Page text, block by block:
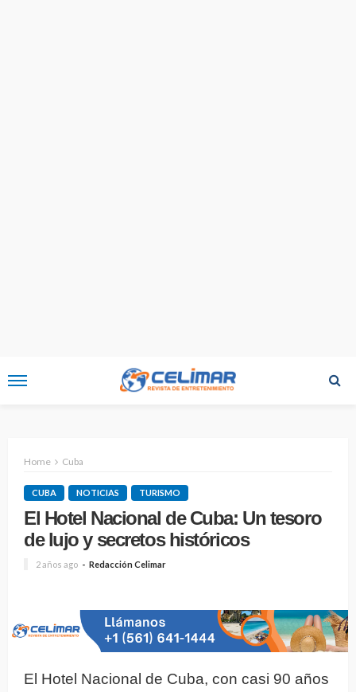
Home Cuba
CUBA NOTICIAS TURISMO
El Hotel Nacional de Cuba: Un tesoro
de lujo y secretos históricos
2 años ago Redacción Celimar
El Hotel Nacional de Cuba, con casi 90 años